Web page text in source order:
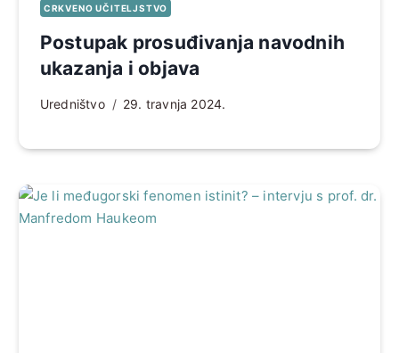
CRKVENO UČITELJSTVO
Postupak prosuđivanja navodnih
ukazanja i objava
Uredništvo 29. travnja 2024.